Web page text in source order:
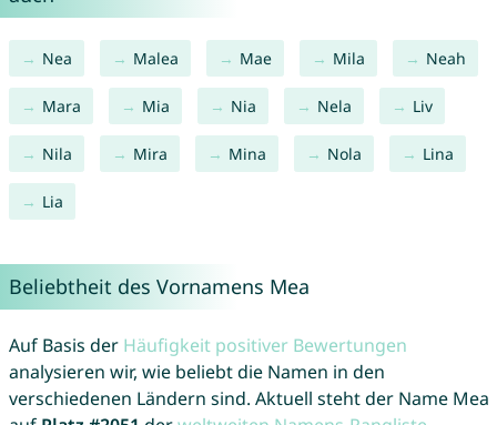
Nea Malea Mae Mila Neah
Mara Mia Nia Nela Liv
Nila Mira Mina Nola Lina
Lia
Beliebtheit des Vornamens Mea
Auf Basis der Häufigkeit positiver Bewertungen
analysieren wir, wie beliebt die Namen in den
verschiedenen Ländern sind. Aktuell steht der Name Mea